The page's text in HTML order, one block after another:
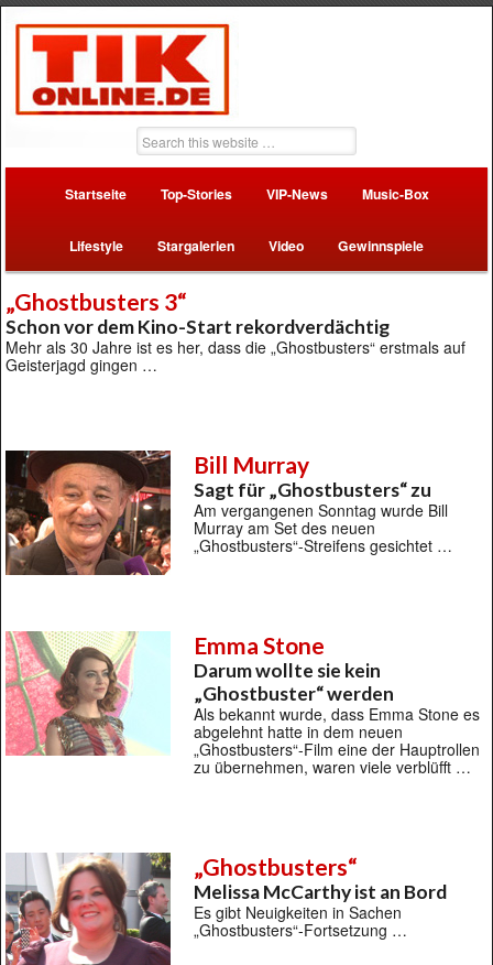
Startseite Top-Stories VIP-News Music-Box
Lifestyle Stargalerien Video Gewinnspiele
„Ghostbusters 3“
Schon vor dem Kino-Start rekordverdächtig
Mehr als 30 Jahre ist es her, dass die „Ghostbusters“ erstmals auf
Geisterjagd gingen …
Bill Murray
Sagt für „Ghostbusters“ zu
Am vergangenen Sonntag wurde Bill
Murray am Set des neuen
„Ghostbusters“-Streifens gesichtet …
Emma Stone
Darum wollte sie kein
„Ghostbuster“ werden
Als bekannt wurde, dass Emma Stone es
abgelehnt hatte in dem neuen
„Ghostbusters“-Film eine der Hauptrollen
zu übernehmen, waren viele verblüfft …
„Ghostbusters“
Melissa McCarthy ist an Bord
Es gibt Neuigkeiten in Sachen
„Ghostbusters“-Fortsetzung …